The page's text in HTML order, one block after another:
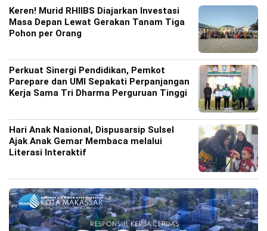
Keren! Murid RHIIBS Diajarkan Investasi
Masa Depan Lewat Gerakan Tanam Tiga
Pohon per Orang
Perkuat Sinergi Pendidikan, Pemkot
Parepare dan UMI Sepakati Perpanjangan
Kerja Sama Tri Dharma Perguruan Tinggi
Hari Anak Nasional, Dispusarsip Sulsel
Ajak Anak Gemar Membaca melalui
Literasi Interaktif